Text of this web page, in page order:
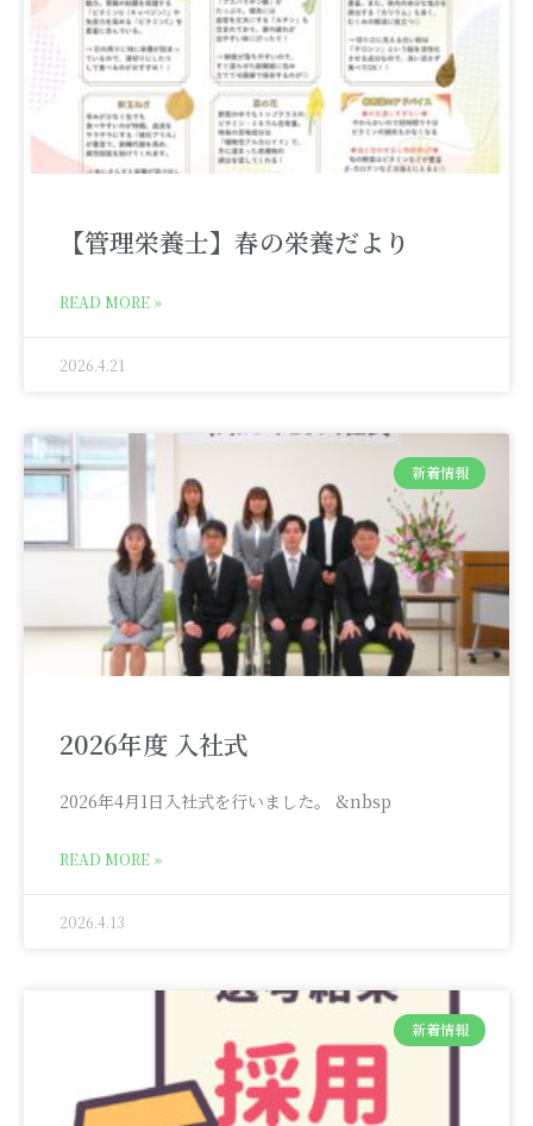
【管理栄養士】春の栄養だより
READ MORE »
2026.4.21
新着情報
2026年度 入社式
2026年4月1日入社式を行いました。 &nbsp
READ MORE »
2026.4.13
新着情報